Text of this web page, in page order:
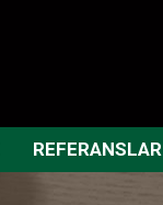
REFERANSLAR